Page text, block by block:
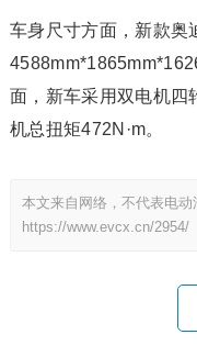
车身尺寸方面，新款奥
面，新车采用双电机四
机总扭矩472N·m。
本文来自网络，不代表电动
https://www.evcx.cn/2954/